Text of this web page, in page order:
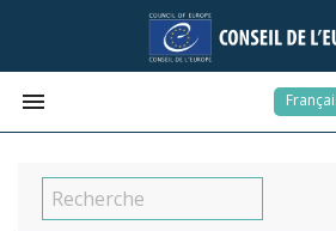
